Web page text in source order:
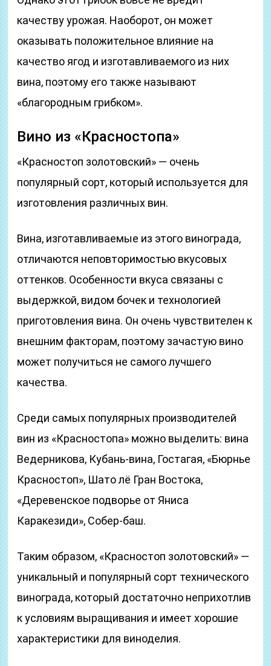
качеству урожая. Наоборот, он может
оказывать положительное влияние на
качество ягод и изготавливаемого из них
вина, поэтому его также называют
«благородным грибком».
Вино из «Красностопа»
«Красностоп золотовский» — очень
популярный сорт, который используется для
изготовления различных вин.
Вина, изготавливаемые из этого винограда,
отличаются неповторимостью вкусовых
оттенков. Особенности вкуса связаны с
выдержкой, видом бочек и технологией
приготовления вина. Он очень чувствителен к
внешним факторам, поэтому зачастую вино
может получиться не самого лучшего
качества.
Среди самых популярных производителей
вин из «Красностопа» можно выделить: вина
Ведерникова, Кубань-вина, Гостагая, «Бюрнье
Красностоп», Шато лё Гран Востока,
«Деревенское подворье от Яниса
Каракезиди», Собер-баш.
Таким образом, «Красностоп золотовский» —
уникальный и популярный сорт технического
винограда, который достаточно неприхотлив
к условиям выращивания и имеет хорошие
характеристики для виноделия.